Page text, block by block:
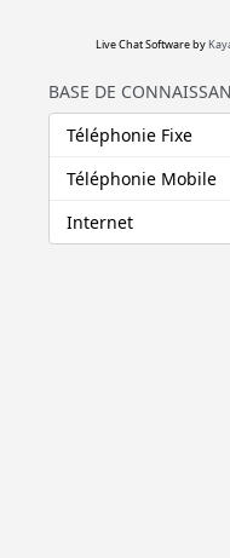
Live Chat Softwareby
BASE DE
Téléphonie Fixe
Téléphonie Mobile
Internet